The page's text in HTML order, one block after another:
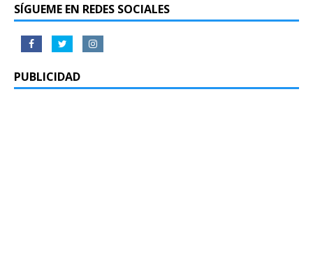
SÍGUEME EN REDES SOCIALES
PUBLICIDAD